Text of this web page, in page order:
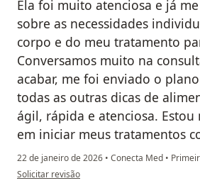
Ela foi muito atenciosa e já
sobre as necessidades
corpo e do meu tratamento
Conversamos muito na
acabar, me foi enviado o
todas as outras dicas de
ágil, rápida e atenciosa.
em iniciar meus tratamentos
22 de janeiro de 2026 • Conecta Med •
na opinião do utilizador Marina B
Solicitar revisão